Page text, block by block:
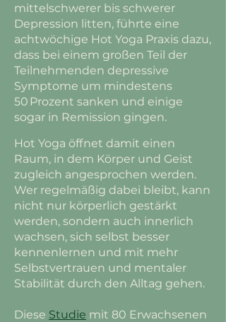
mittelschwerer bis schwerer
Depression litten, führte eine
achtwöchige Hot Yoga Praxis dazu,
dass bei einem großen Teil der
Teilnehmenden depressive
Symptome um mindestens
50 Prozent sanken und einige
sogar in Remission gingen.
Hot Yoga öffnet damit einen
Raum, in dem Körper und Geist
zugleich angesprochen werden.
Wer regelmäßig dabei bleibt, kann
nicht nur körperlich gestärkt
werden, sondern auch innerlich
wachsen, sich selbst besser
kennenlernen und mit mehr
Selbstvertrauen und mentaler
Stabilität durch den Alltag gehen.
Diese Studie mit 80 Erwachsenen